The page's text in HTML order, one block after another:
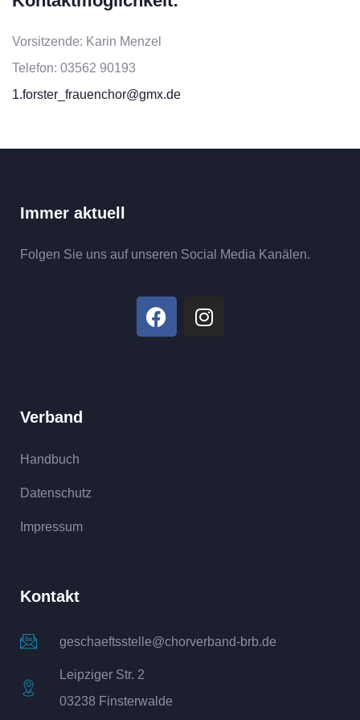
Vorsitzende: Karin Menzel
Telefon: 03562 90193
1.forster_frauenchor@gmx.de
Immer aktuell
Folgen Sie uns auf unseren Social Media Kanälen.
Verband
Handbuch
Datenschutz
Impressum
Kontakt
geschaeftsstelle@chorverband-brb.de
Leipziger Str. 2
03238 Finsterwalde